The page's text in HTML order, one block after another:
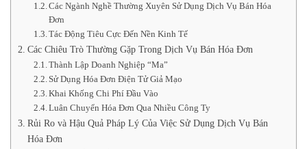
Các Ngành Nghề Thường Xuyên Sử Dụng Dịch Vụ Bán Hóa
Đơn
Tác Động Tiêu Cực Đến Nền Kinh Tế
Các Chiêu Trò Thường Gặp Trong Dịch Vụ Bán Hóa Đơn
Thành Lập Doanh Nghiệp “Ma”
Sử Dụng Hóa Đơn Điện Tử Giả Mạo
Khai Khống Chi Phí Đầu Vào
Luân Chuyển Hóa Đơn Qua Nhiều Công Ty
Rủi Ro và Hậu Quả Pháp Lý Của Việc Sử Dụng Dịch Vụ Bán
Hóa Đơn